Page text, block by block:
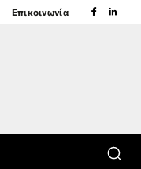
Επικοινωνία